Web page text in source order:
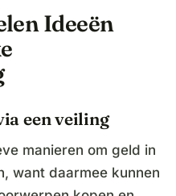
Ideeën
een veiling
manieren om geld in
want daarmee kunnen